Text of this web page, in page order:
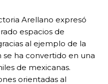
Arellano expresó
espacios de
al ejemplo de la
ha convertido en una
de mexicanas.
orientadas al